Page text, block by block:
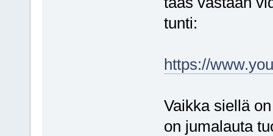
tunti:
https://
Vaikka siellä
on jumalauta